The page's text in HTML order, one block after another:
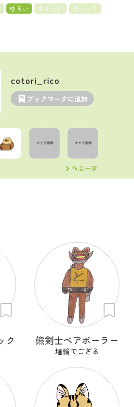
ゆるい おしゃれ
びっくり
cotori_rico
ブックマークに追加
作品一覧
ク 熊剣士ベアポーラー
埴輪でござる